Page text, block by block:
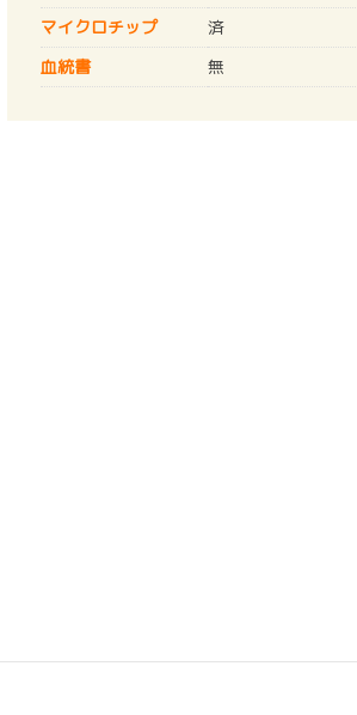
マイクロチップ
済
血統書
無